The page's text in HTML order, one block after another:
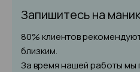
Запишитесь на
80% клиентов
близким.
За время нашей работы мы